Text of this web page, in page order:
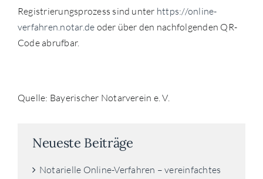
Registrierungsprozess sind unter https://online-
verfahren.notar.de oder über den nachfolgenden QR-
Code abrufbar.
Quelle: Bayerischer Notarverein e. V.
Neueste Beiträge
Notarielle Online-Verfahren – vereinfachtes